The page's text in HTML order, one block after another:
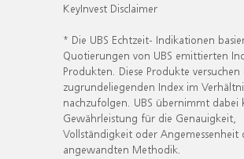
KeyInvest Disclaimer
* Die UBS Echtzeit- Indikationen
Quotierungen von UBS emittierten
Produkten. Diese Produkte versuchen
zugrundeliegenden Index im
nachzufolgen. UBS übernimmt dabei
Gewährleistung für die Genauigkeit,
Vollständigkeit oder Angemessenheit
angewandten Methodik.